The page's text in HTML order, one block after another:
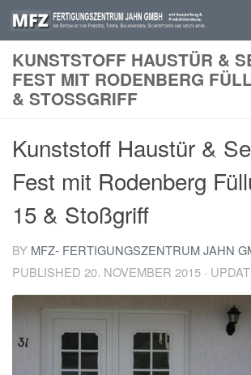
Skip to content
KUNSTSTOFF HAUSTÜR &
FEST MIT RODENBERG
& STOSSGRIFF
Kunststoff Haustür &
Fest mit Rodenberg
15 & Stoßgriff
BY MFZ- FERTIGUNGSZENTRUM JAHN
PUBLISHED 20. NOVEMBER 2015 ·